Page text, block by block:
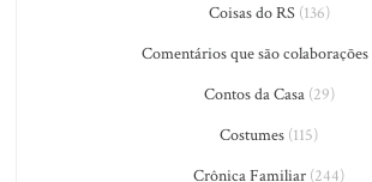
Coisas do RS(136)
Comentários que são colaborações
Contos da Casa(29)
Costumes (115)
Crônica Familiar (244)